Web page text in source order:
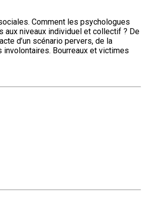
Comment les psychologues
niveaux individuel et collectif ? De
d’un scénario pervers, de la
involontaires. Bourreaux et victimes